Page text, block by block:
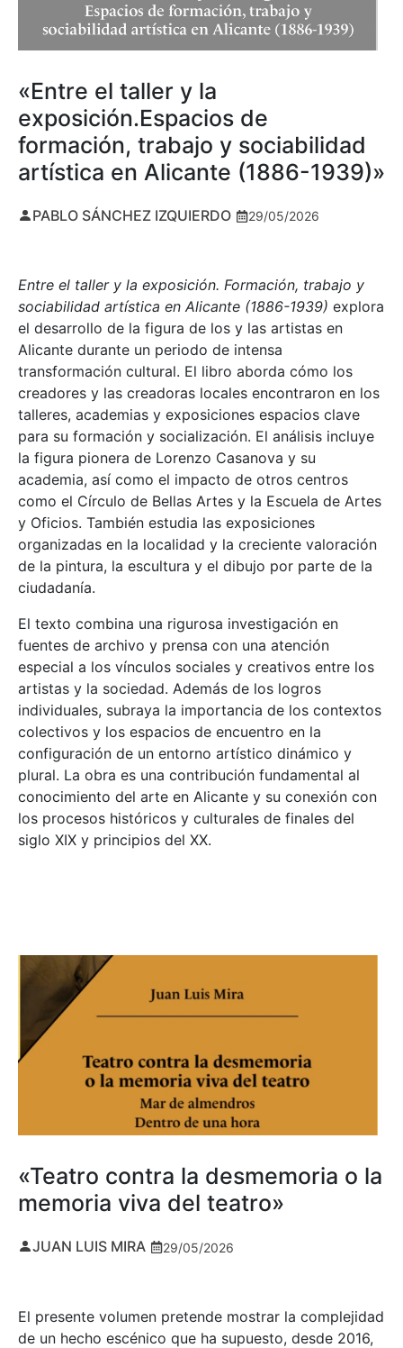
«Entre el taller y la
exposición.Espacios de
formación, trabajo y sociabilidad
artística en Alicante (1886-1939)»
PABLO SÁNCHEZ IZQUIERDO 29/05/2026
Entre el taller y la exposición. Formación, trabajo y
sociabilidad artística en Alicante (1886-1939) explora
el desarrollo de la figura de los y las artistas en
Alicante durante un periodo de intensa
transformación cultural. El libro aborda cómo los
creadores y las creadoras locales encontraron en los
talleres, academias y exposiciones espacios clave
para su formación y socialización. El análisis incluye
la figura pionera de Lorenzo Casanova y su
academia, así como el impacto de otros centros
como el Círculo de Bellas Artes y la Escuela de Artes
y Oficios. También estudia las exposiciones
organizadas en la localidad y la creciente valoración
de la pintura, la escultura y el dibujo por parte de la
ciudadanía.
El texto combina una rigurosa investigación en
fuentes de archivo y prensa con una atención
especial a los vínculos sociales y creativos entre los
artistas y la sociedad. Además de los logros
individuales, subraya la importancia de los contextos
colectivos y los espacios de encuentro en la
configuración de un entorno artístico dinámico y
plural. La obra es una contribución fundamental al
conocimiento del arte en Alicante y su conexión con
los procesos históricos y culturales de finales del
siglo XIX y principios del XX.
«Teatro contra la desmemoria o la
memoria viva del teatro»
JUAN LUIS MIRA 29/05/2026
El presente volumen pretende mostrar la complejidad
de un hecho escénico que ha supuesto, desde 2016,